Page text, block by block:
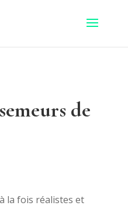
de
la fois réalistes et